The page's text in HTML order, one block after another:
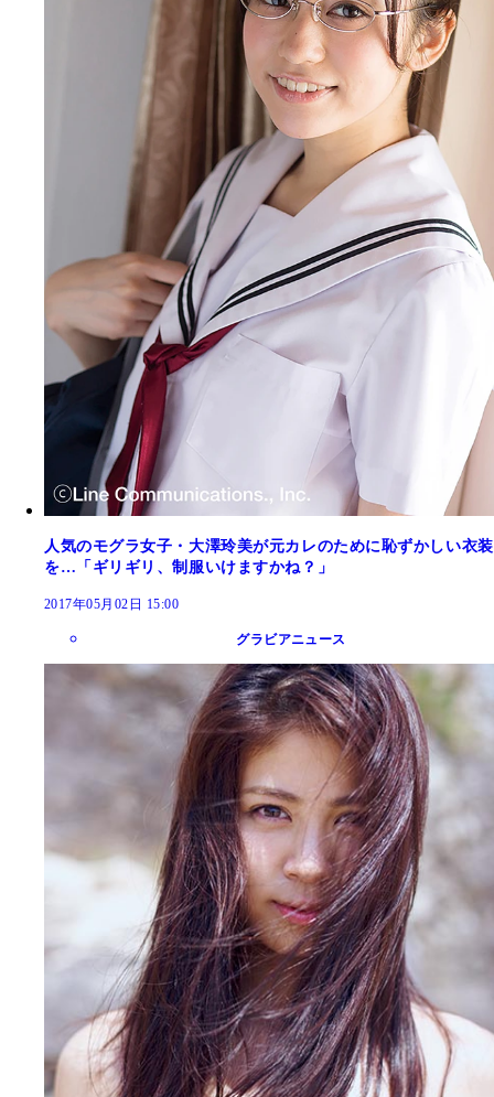
人気のモグラ女子・大澤玲美が元カレのために恥ずかしい衣装
を…「ギリギリ、制服いけますかね？」
2017年05月02日 15:00
グラビアニュース